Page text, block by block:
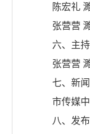
陈宏礼
张营营
六、主
张营营
七、新
市传媒
八、发